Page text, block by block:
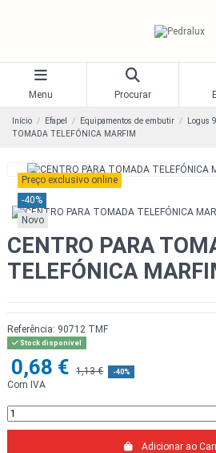
Menu Procurar
Início Efapel Equipamentos de embutir Logus
TOMADA TELEFÓNICA MARFIM
Preço exclusivo online
-40%
Novo
CENTRO PARA
TELEFÓNICA
Referência: 90712 TMF
Stock disponível
0,68 € 1,13 € -40%
Com IVA
Adicionar ao